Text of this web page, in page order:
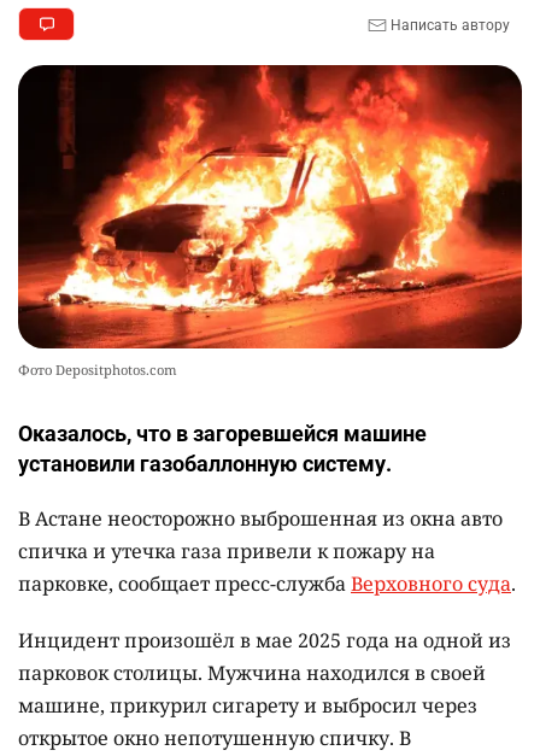
Написать автору
Фото Depositphotos.com
Оказалось, что в загоревшейся машине
установили газобаллонную систему.
В Астане неосторожно выброшенная из окна авто
спичка и утечка газа привели к пожару на
парковке, сообщает пресс-службаВерховного суда.
Инцидент произошёл в мае 2025 года на одной из
парковок столицы. Мужчина находился в своей
машине, прикурил сигарету и выбросил через
открытое окно непотушенную спичку. В